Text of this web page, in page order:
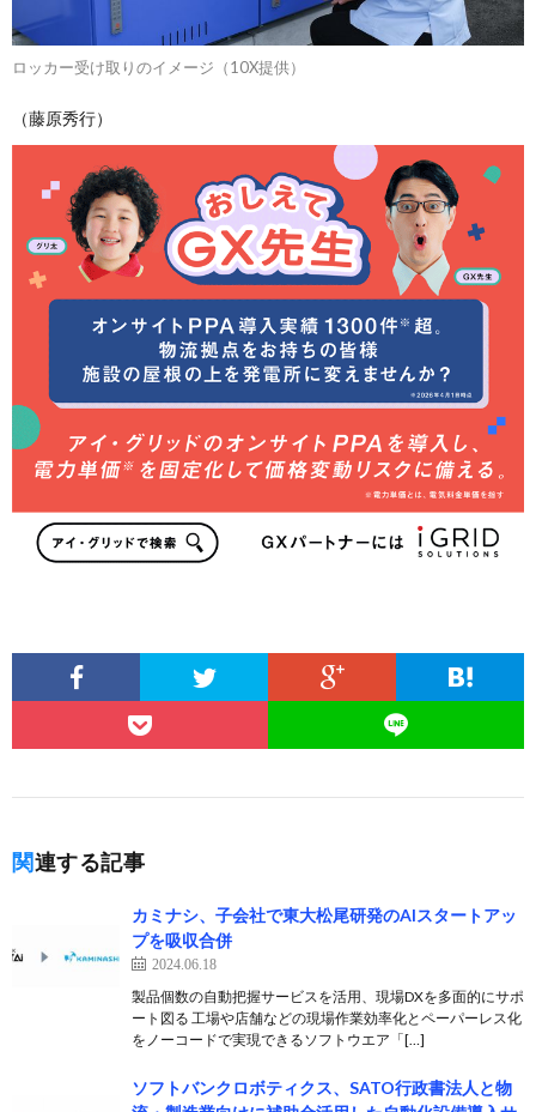
ロッカー受け取りのイメージ（10X提供）
（藤原秀行）
関連する記事
カミナシ、子会社で東大松尾研発のAIスタートアッ
プを吸収合併
2024.06.18
製品個数の自動把握サービスを活用、現場DXを多面的にサポ
ート図る 工場や店舗などの現場作業効率化とペーパーレス化
をノーコードで実現できるソフトウエア「[…]
ソフトバンクロボティクス、SATO行政書法人と物